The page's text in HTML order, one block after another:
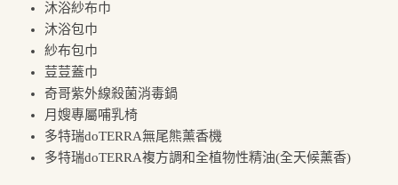
沐浴紗布巾
沐浴包巾
紗布包巾
荳荳蓋巾
奇哥紫外線殺菌消毒鍋
月嫂專屬哺乳椅
多特瑞doTERRA無尾熊薰香機
多特瑞doTERRA複方調和全植物性精油(全天候薰香)